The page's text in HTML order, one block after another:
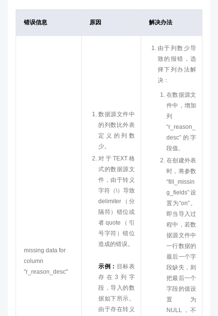
错误信息 原因 解决办法
missing data for
column
"r_reason_desc"
数据源文件中
的列数比外表
定义的列数
少。
对于TEXT格
式的数据源文
件，由于转义
字符（\）导致
delimiter（分
隔符）错位或
者quote（引
号字符）错位
造成的错误。
示例： 目标表
存在3列字
段，导入的数
据如下所示。
由于存在转义
由于列数少导
致的报错，选
择下列办法解
决：
在数据源文
件中，增加
列
“r_reason_
desc”的字
段值。
在创建外表
时，将参数
“fill_missin
g_fields”设
置为“on”。
即当导入过
程中，若数
据源文件中
一行数据的
最后一个字
段缺失，则
把最后一个
字段的值设
置为
NULL，不